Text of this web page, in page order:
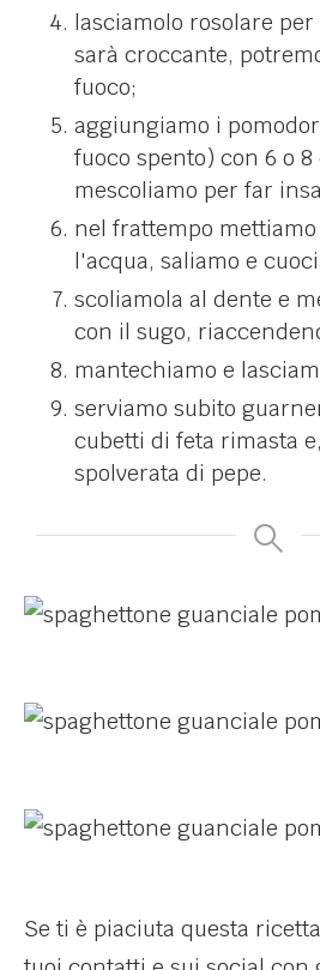
lasciamolo rosolare
sarà croccante,
fuoco;
aggiungiamo i
fuoco spento) con 6 o
mescoliamo per far
nel frattempo
l'acqua, saliamo e
scoliamola al dente e
con il sugo,
mantechiamo e
serviamo subito
cubetti di feta rimasta
spolverata di pepe.
Se ti è piaciuta questa